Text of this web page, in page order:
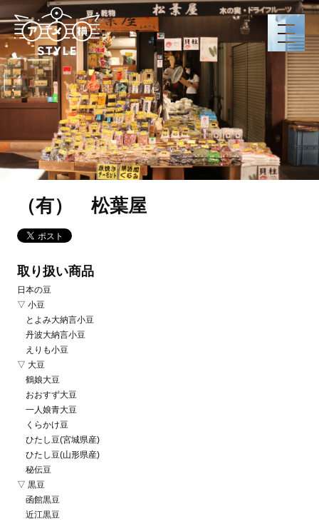
（有） 松葉屋
取り扱い商品
日本の豆
▽ 小豆
とよみ大納言小豆
丹波大納言小豆
えりも小豆
▽ 大豆
鶴娘大豆
おおすず大豆
一人娘青大豆
くらかけ豆
ひたし豆(宮城県産)
ひたし豆(山形県産)
秘伝豆
▽ 黒豆
函館黒豆
近江黒豆